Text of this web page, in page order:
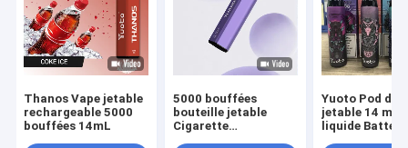
Thanos Vape jetable
rechargeable 5000
bouffées 14mL
5000 bouffées
bouteille jetable
Cigarette
Yuoto Pod de
jetable 14 ml
liquide